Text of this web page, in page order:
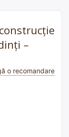
–
o recomandare